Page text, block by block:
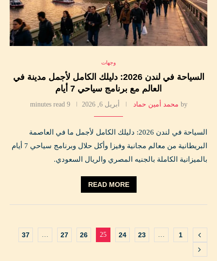
وجهات
السياحة في لندن 2026: دليلك الكامل لأجمل مدينة في
العالم مع برنامج سياحي 7 أيام
by محمد أمين حماد أبريل 6, 2026 9 minutes read
السياحة في لندن 2026: دليلك الكامل لأجمل ما في العاصمة
البريطانية من معالم مجانية وفيزا وأكل حلال وبرنامج سياحي 7 أيام
بالميزانية الكاملة بالجنيه المصري والريال السعودي.
READ MORE
1
…
23
24
25
26
27
…
37